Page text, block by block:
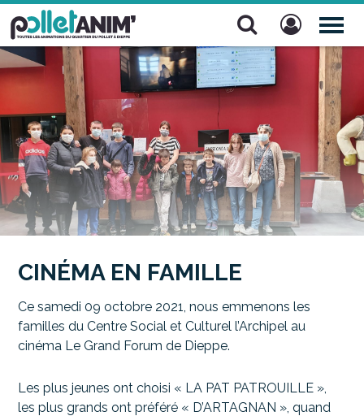
Pollet Anim'
CINÉMA EN FAMILLE
Ce samedi 09 octobre 2021, nous emmenons les
familles du Centre Social et Culturel l’Archipel au
cinéma Le Grand Forum de Dieppe.
Les plus jeunes ont choisi « LA PAT PATROUILLE »,
les plus grands ont préféré « D’ARTAGNAN », quand